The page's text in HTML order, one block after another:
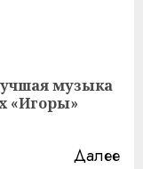
музыка
«Игоры»
Далее